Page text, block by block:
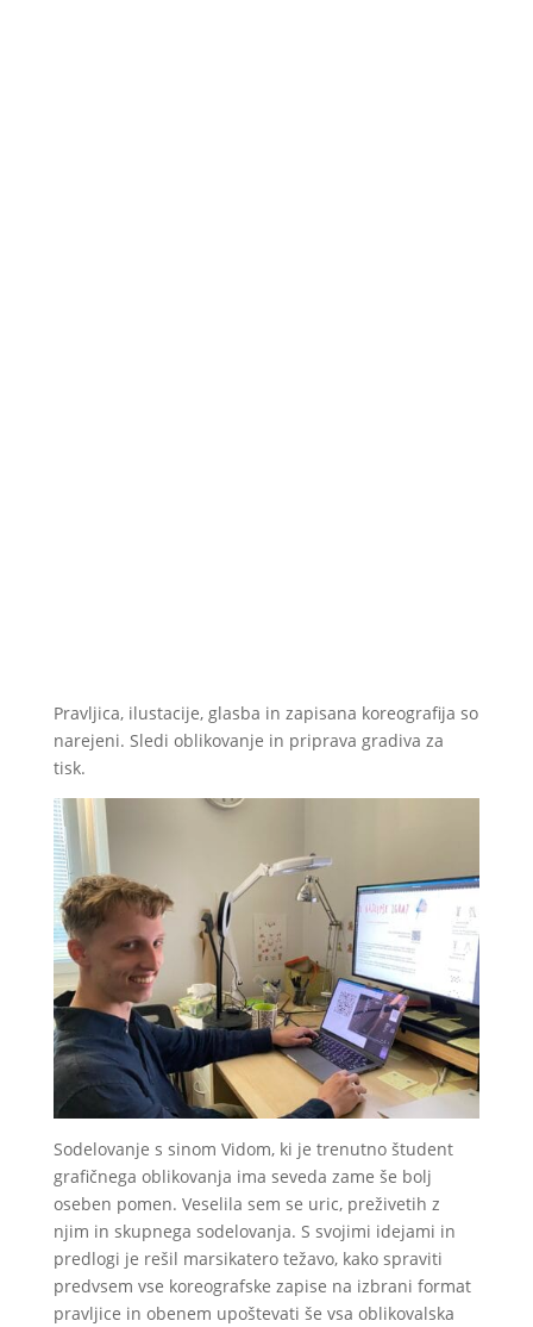
Pravljica, ilustacije, glasba in zapisana koreografija so
narejeni. Sledi oblikovanje in priprava gradiva za
tisk.
Sodelovanje s sinom Vidom, ki je trenutno študent
grafičnega oblikovanja ima seveda zame še bolj
oseben pomen. Veselila sem se uric, preživetih z
njim in skupnega sodelovanja. S svojimi idejami in
predlogi je rešil marsikatero težavo, kako spraviti
predvsem vse koreografske zapise na izbrani format
pravljice in obenem upoštevati še vsa oblikovalska